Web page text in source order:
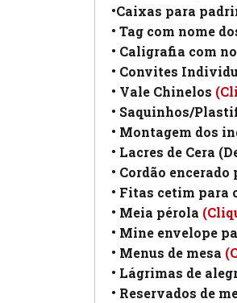
•Caixas para
• Tag com nome
• Caligrafia com
• Convites
• Vale Chinelos
• Saquinhos/
• Montagem dos
• Lacres de Cera
• Cordão
• Fitas cetim para
• Meia pérola
• Mine envelope
• Menus de mesa
• Lágrimas de
• Reservados de